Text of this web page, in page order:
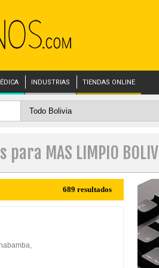
INDUSTRIAS TIENDAS ONLINE
MAS LIMPIO
689 resultados